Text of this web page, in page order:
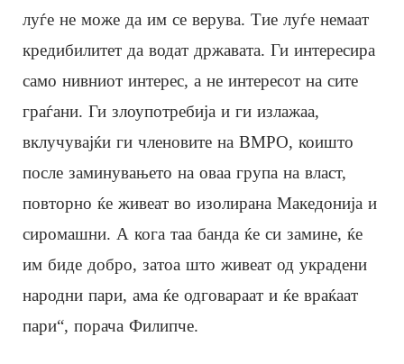
луѓе не може да им се верува. Тие луѓе немаат
кредибилитет да водат државата. Ги интересира
само нивниот интерес, а не интересот на сите
граѓани. Ги злоупотребија и ги излажаа,
вклучувајќи ги членовите на ВМРО, коишто
после заминувањето на оваа група на власт,
повторно ќе живеат во изолирана Македонија и
сиромашни. А кога таа банда ќе си замине, ќе
им биде добро, затоа што живеат од украдени
народни пари, ама ќе одговараат и ќе враќаат
пари“, порача Филипче.